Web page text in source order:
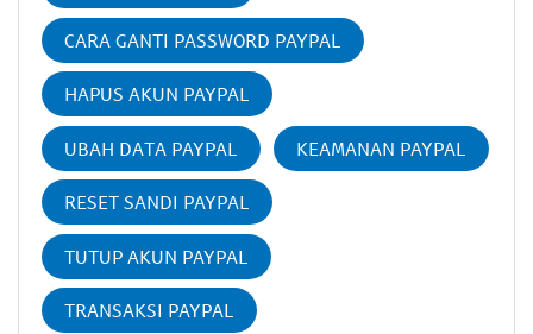
CARA GANTI PASSWORD PAYPAL
HAPUS AKUN PAYPAL
UBAH DATA PAYPAL KEAMANAN PAYPAL
RESET SANDI PAYPAL
TUTUP AKUN PAYPAL
TRANSAKSI PAYPAL